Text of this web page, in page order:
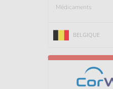
Médicaments
BELGIQUE